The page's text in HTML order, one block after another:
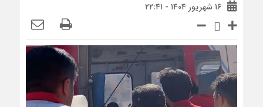
۱۶ شهریور ۱۴۰۴ - ۲۲:۴۱